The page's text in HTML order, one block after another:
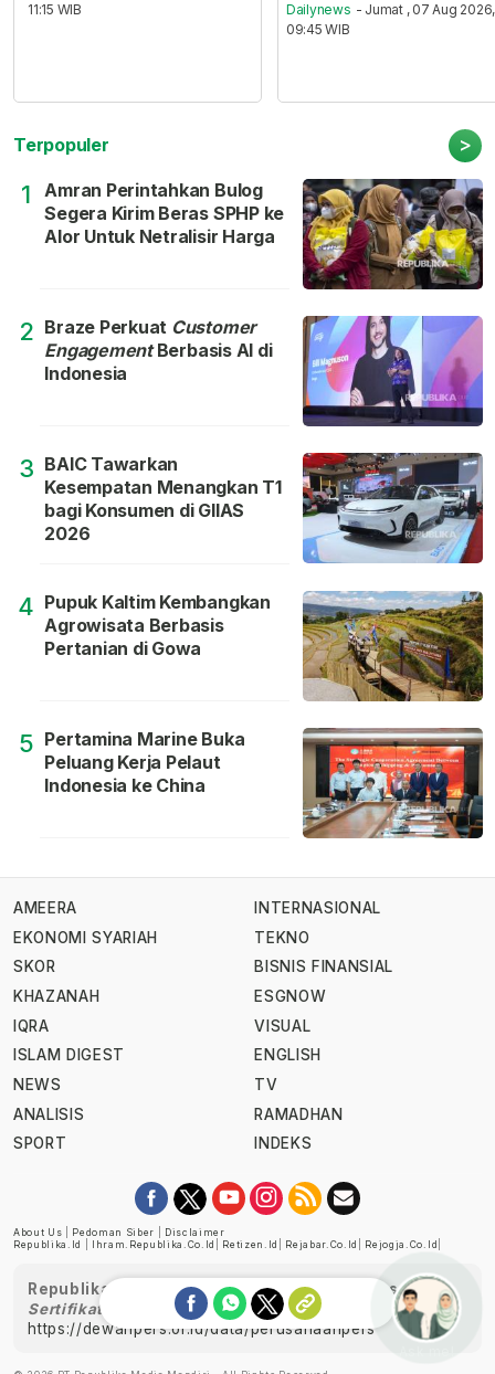
11:15 WIB
Dailynews - Jumat , 07 Aug 2026,
09:45 WIB
Terpopuler >
1
Amran Perintahkan Bulog
Segera Kirim Beras SPHP ke
Alor Untuk Netralisir Harga
2 Braze Perkuat Customer
EngagementBerbasis AI di
Indonesia
3 BAIC Tawarkan
Kesempatan Menangkan T1
bagi Konsumen di GIIAS
2026
4 Pupuk Kaltim Kembangkan
Agrowisata Berbasis
Pertanian di Gowa
5 Pertamina Marine Buka
Peluang Kerja Pelaut
Indonesia ke China
AMEERA
EKONOMI SYARIAH
SKOR
KHAZANAH
IQRA
ISLAM DIGEST
NEWS
ANALISIS
SPORT
INTERNASIONAL
TEKNO
BISNIS FINANSIAL
ESGNOW
VISUAL
ENGLISH
TV
RAMADHAN
INDEKS
About Us Pedoman Siber
Disclaimer
Republika.id
Ihram.republika.co.id Retizen.id Rejabar.co.id Rejogja.co.id
Republika telah diverifikasi oleh Dewan Pers
Sertifikat Nomor 1058/DP-Verifikasi/K/XII/2022
https://dewanpers.or.id/data/perusahaanpers